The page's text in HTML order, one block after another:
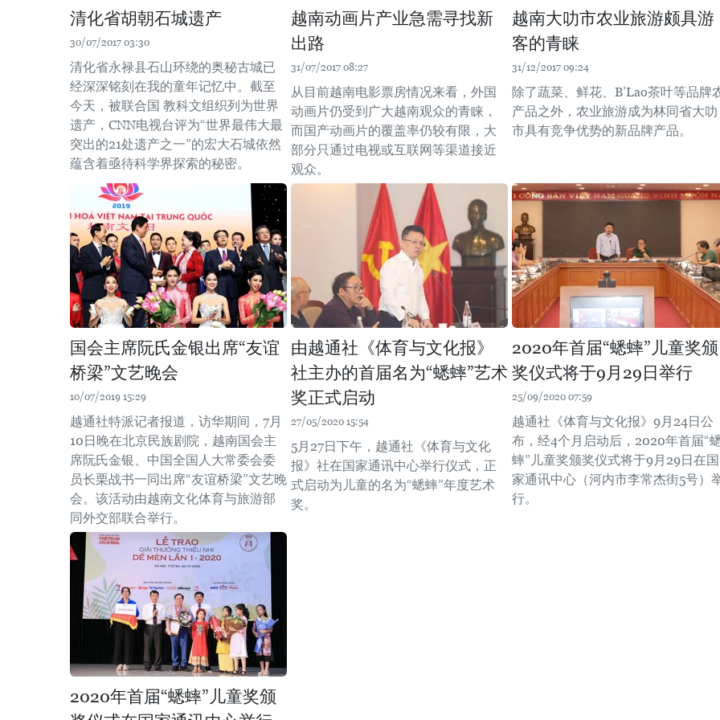
清化省胡朝石城遗产
30/07/2017 03:30
清化省永禄县石山环绕的奥秘古城已
经深深铭刻在我的童年记忆中。截至
今天，被联合国 教科文组织列为世界
遗产，CNN电视台评为“世界最伟大最
突出的21处遗产之一”的宏大石城依然
蕴含着亟待科学界探索的秘密。
越南动画片产业急需寻找新
出路
31/07/2017 08:27
从目前越南电影票房情况来看，外国
动画片仍受到广大越南观众的青睐，
而国产动画片的覆盖率仍较有限，大
部分只通过电视或互联网等渠道接近
观众。
越南大叻市农业旅游颇具游
客的青睐
31/12/2017 09:24
除了蔬菜、鲜花、B’Lao茶叶等品牌
产品之外，农业旅游成为林同省大叻
市具有竞争优势的新品牌产品。
国会主席阮氏金银出席“友谊
桥梁”文艺晚会
10/07/2019 15:29
越通社特派记者报道，访华期间，7月
10日晚在北京民族剧院，越南国会主
席阮氏金银、中国全国人大常委会委
员长栗战书一同出席“友谊桥梁”文艺晚
会。该活动由越南文化体育与旅游部
同外交部联合举行。
由越通社《体育与文化报》
社主办的首届名为“蟋蟀”艺术
奖正式启动
27/05/2020 15:54
5月27日下午，越通社《体育与文化
报》社在国家通讯中心举行仪式，正
式启动为儿童的名为“蟋蟀”年度艺术
奖。
2020年首届“蟋蟀”儿童奖颁
奖仪式将于9月29日举行
25/09/2020 07:59
越通社《体育与文化报》9月24日公
布，经4个月启动后，2020年首届“
蟀”儿童奖颁奖仪式将于9月29日在国
家通讯中心（河内市李常杰街5号）
行。
2020年首届“蟋蟀”儿童奖颁